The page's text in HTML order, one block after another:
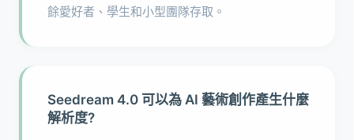
餘愛好者、學生和小型團隊存取。
Seedream 4.0 可以為 AI 藝術創作產生什麼
解析度?